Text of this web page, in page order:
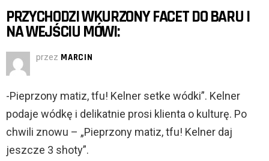
PRZYCHODZI WKURZONY FACET DO BARU I
NA WEJŚCIU MÓWI:
przez MARCIN
-Pieprzony matiz, tfu! Kelner setke wódki”. Kelner
podaje wódkę i delikatnie prosi klienta o kulturę. Po
chwili znowu – „Pieprzony matiz, tfu! Kelner daj
jeszcze 3 shoty”.